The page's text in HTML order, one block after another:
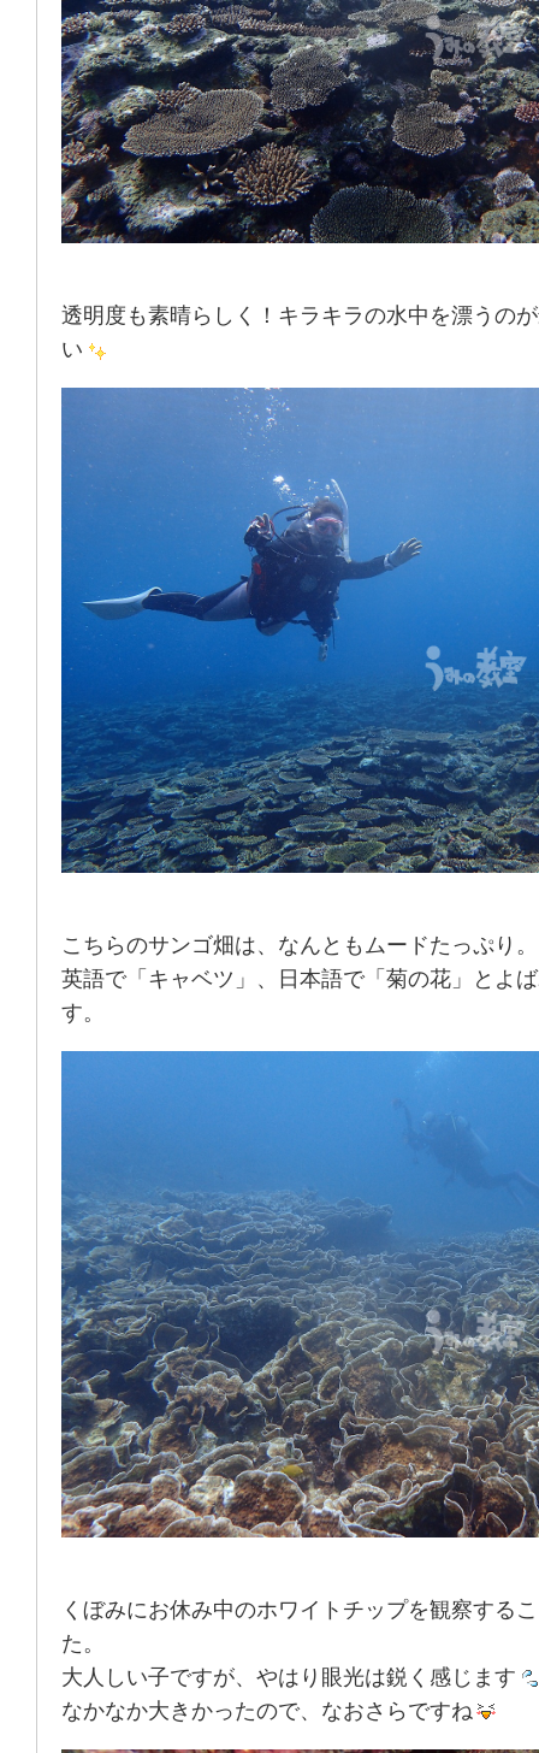
透明度も素晴らしく！キラキラの水中を漂うの
い
こちらのサンゴ畑は、なんともムードたっぷり。
英語で「キャベツ」、日本語で「菊の花」とよ
す。
くぼみにお休み中のホワイトチップを観察する
た。
大人しい子ですが、やはり眼光は鋭く感じます
なかなか大きかったので、なおさらですね